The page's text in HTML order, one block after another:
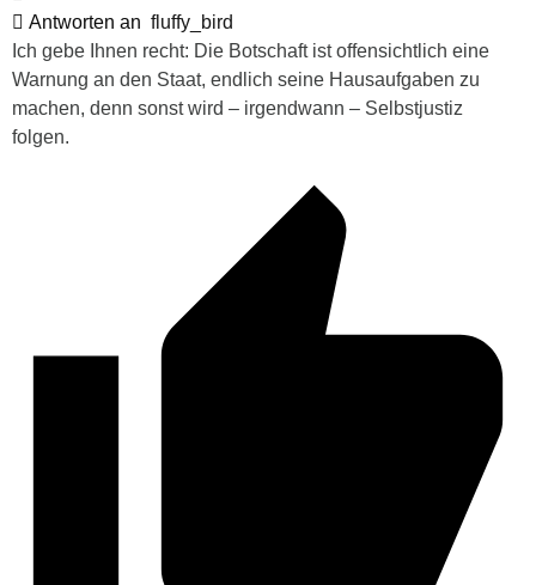
Antworten an fluffy_bird
Ich gebe Ihnen recht: Die Botschaft ist offensichtlich eine
Warnung an den Staat, endlich seine Hausaufgaben zu
machen, denn sonst wird – irgendwann – Selbstjustiz
folgen.